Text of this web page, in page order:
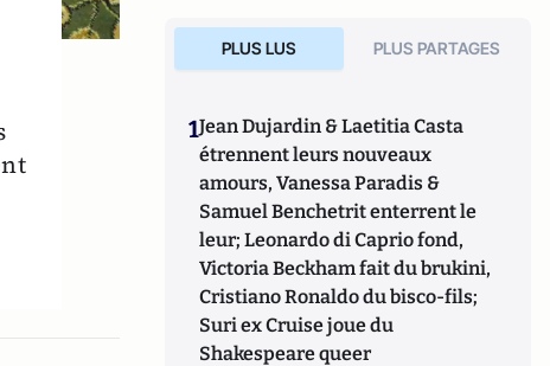
PLUS LUS PLUS PARTAGES
1Jean Dujardin & Laetitia Casta
étrennent leurs nouveaux
amours, Vanessa Paradis &
Samuel Benchetrit enterrent le
leur; Leonardo di Caprio fond,
Victoria Beckham fait du brukini,
Cristiano Ronaldo du bisco-fils;
Suri ex Cruise joue du
Shakespeare queer